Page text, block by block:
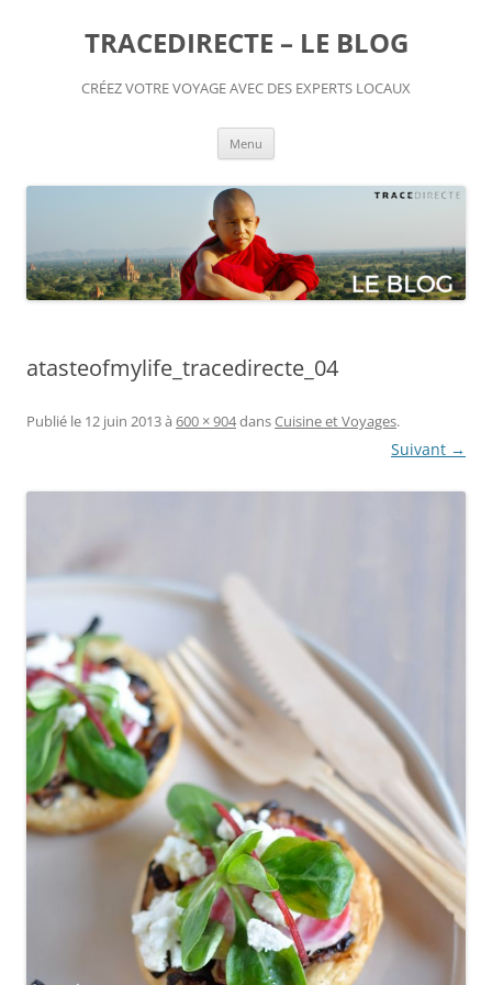
TRACEDIRECTE – LE BLOG
CRÉEZ VOTRE VOYAGE AVEC DES EXPERTS LOCAUX
Menu
atasteofmylife_tracedirecte_04
Publié le 12 juin 2013à 600 × 904dansCuisine et Voyages.
Suivant →